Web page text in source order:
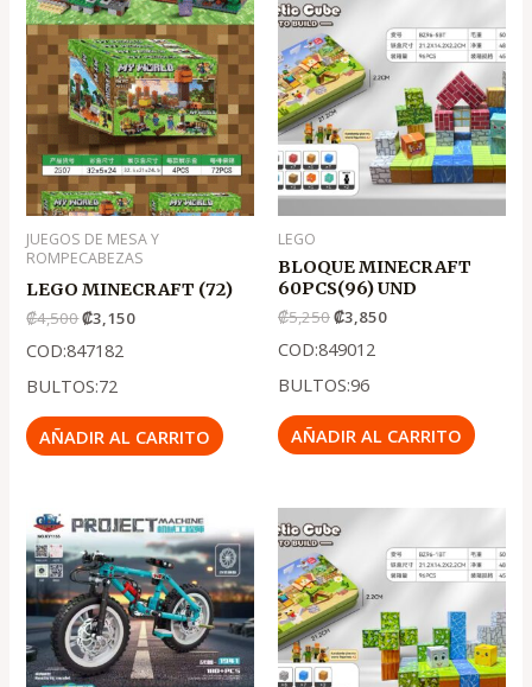
JUEGOS DE MESA Y
ROMPECABEZAS
LEGO MINECRAFT (72)
₡4,500
precio
original
era:
.
₡4,500
₡3,150
precio
actual
es:
.
₡3,150
COD:847182
BULTOS:72
AÑADIR AL CARRITO
LEGO
BLOQUE MINECRAFT
60PCS(96) UND
₡5,250
precio
original
era:
.
₡5,250
₡3,850
actual
es:
.
₡3,850
COD:849012
BULTOS:96
AÑADIR AL CARRITO
El
precio
original
era:
.
₡6,200
El
precio
actual
es:
.
₡4,500
precio
original
era:
.
₡5,250
actual
es:
₡3,850